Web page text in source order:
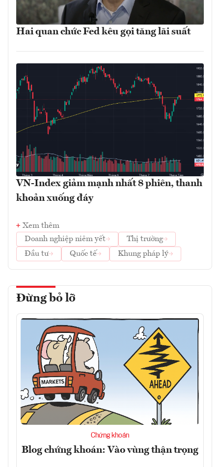
Hai quan chức Fed kêu gọi tăng lãi suất
VN-Index giảm mạnh nhất 8 phiên, thanh
khoản xuống đáy
Xem thêm
Doanh nghiệp niêm yết
Thị trường
Đầu tư
Quốc tế Khung pháp lý
Đừng bỏ lỡ
Chứng khoán
Blog chứng khoán: Vào vùng thận trọng